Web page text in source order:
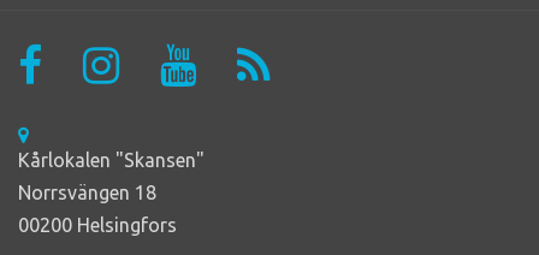
Kårlokalen "Skansen"
Norrsvängen 18
00200 Helsingfors